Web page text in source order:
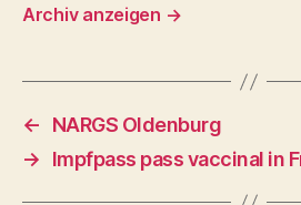
Archiv anzeigen →
←
NARGS Oldenburg
→
Impfpass pass vaccinal in